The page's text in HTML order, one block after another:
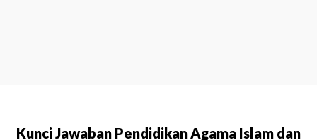
Kunci Jawaban Pendidikan Agama Islam dan